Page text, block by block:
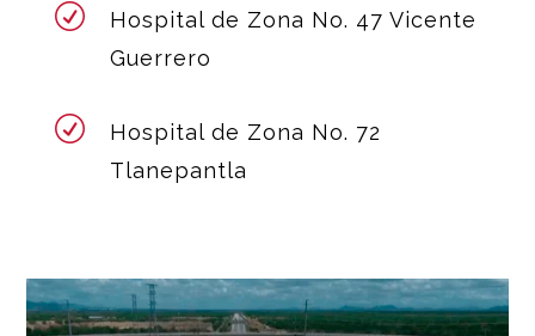
R
Hospital de Zona No. 47 Vicente
Guerrero
R
Hospital de Zona No. 72
Tlanepantla